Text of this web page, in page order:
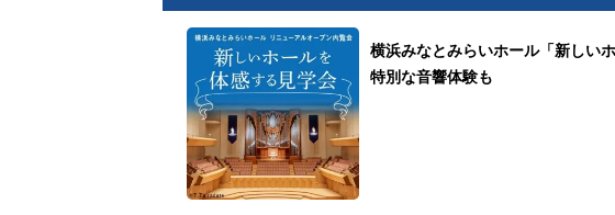
横浜みなとみらいホール「新しい
特別な音響体験も